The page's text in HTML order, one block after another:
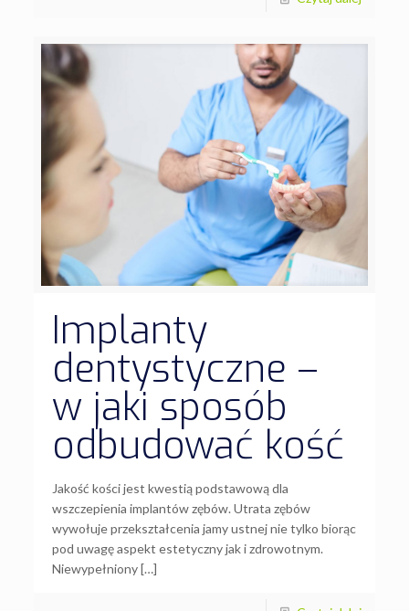
Implanty
dentystyczne –
w jaki sposób
odbudować kość
Jakość kości jest kwestią podstawową dla
wszczepienia implantów zębów. Utrata zębów
wywołuje przekształcenia jamy ustnej nie tylko biorąc
pod uwagę aspekt estetyczny jak i zdrowotnym.
Niewypełniony […]